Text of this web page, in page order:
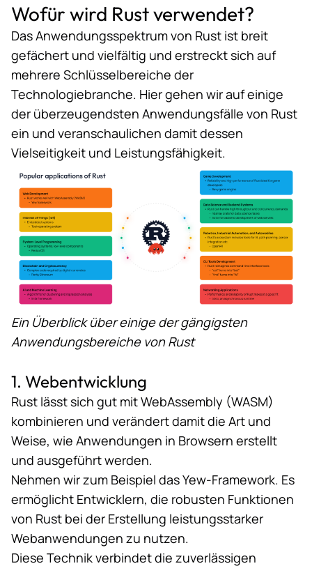
Wofür wird Rust verwendet?
Das Anwendungsspektrum von Rust ist breit
gefächert und vielfältig und erstreckt sich auf
mehrere Schlüsselbereiche der
Technologiebranche. Hier gehen wir auf einige
der überzeugendsten Anwendungsfälle von Rust
ein und veranschaulichen damit dessen
Vielseitigkeit und Leistungsfähigkeit.
Ein Überblick über einige der gängigsten
Anwendungsbereiche von Rust
1. Webentwicklung
Rust lässt sich gut mitWebAssembly (WASM)
kombinieren und verändert damit die Art und
Weise, wie Anwendungen in Browsern erstellt
und ausgeführt werden.
Nehmen wir zum Beispiel dasYew-Framework. Es
ermöglicht Entwicklern, die robusten Funktionen
von Rust bei der Erstellung leistungsstarker
Webanwendungen zu nutzen.
Diese Technik verbindet die zuverlässigen